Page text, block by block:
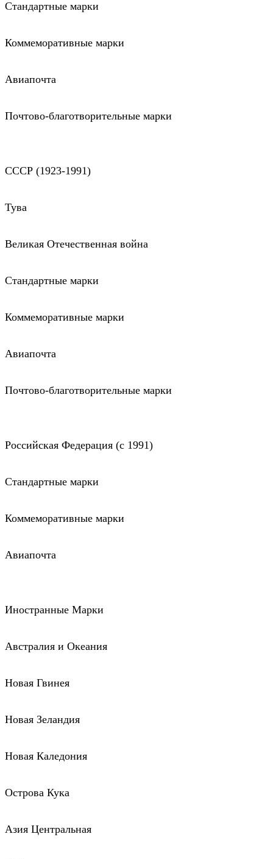
Стандартные марки
Коммеморативные марки
Авиапочта
Почтово-благотворительные марки
СССР (1923-1991)
Тува
Великая Отечественная война
Стандартные марки
Коммеморативные марки
Авиапочта
Почтово-благотворительные марки
Российская Федерация (c 1991)
Стандартные марки
Коммеморативные марки
Авиапочта
Иностранные Марки
Австралия и Океания
Новая Гвинея
Новая Зеландия
Новая Каледония
Острова Кука
Азия Центральная